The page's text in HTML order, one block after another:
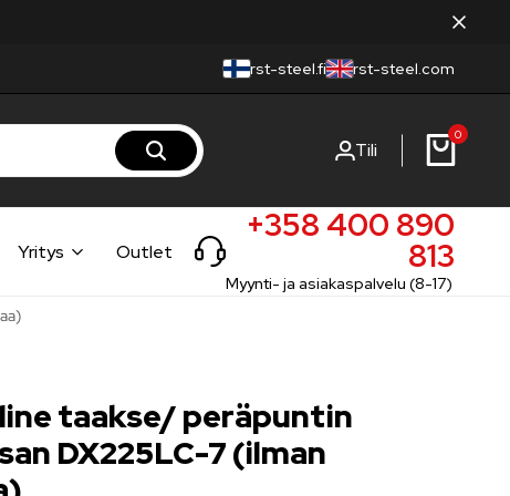
rst-steel.fi rst-steel.com
Tili
0
Yritys Outlet
+358 400 890
813
Myynti- ja asiakaspalvelu (8-17)
taakse/ peräpuntin
DX225LC-7 (ilman